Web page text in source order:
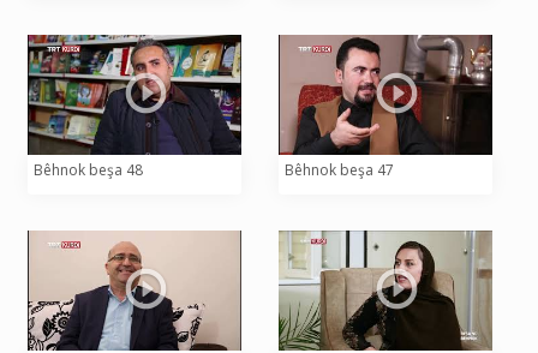
Bêhnok beşa 48 Bêhnok beşa 47